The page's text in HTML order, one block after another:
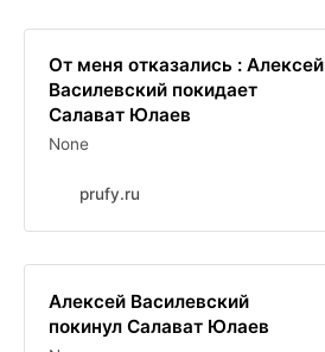
От меня отказались : Алексей
Василевский покидает
Салават Юлаев
None
prufy.ru
Алексей Василевский
покинул Салават Юлаев